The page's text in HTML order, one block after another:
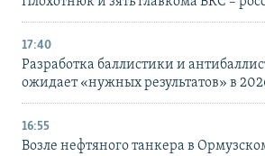
17:40
Разработка баллистики и
ожидает «нужных результатов» в
16:55
Возле нефтяного танкера в